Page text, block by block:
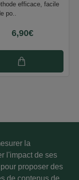
la
l'impact de ses
proposer des
efficace, facile
po..
6,90€